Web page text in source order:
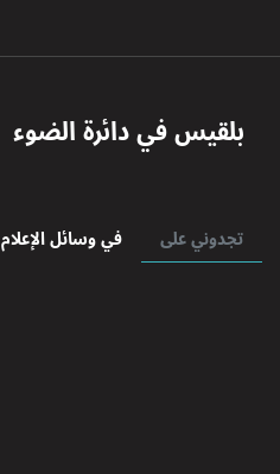
بلقيسفي دائرة الضوء
تجدوني على في وسائل الإعلام